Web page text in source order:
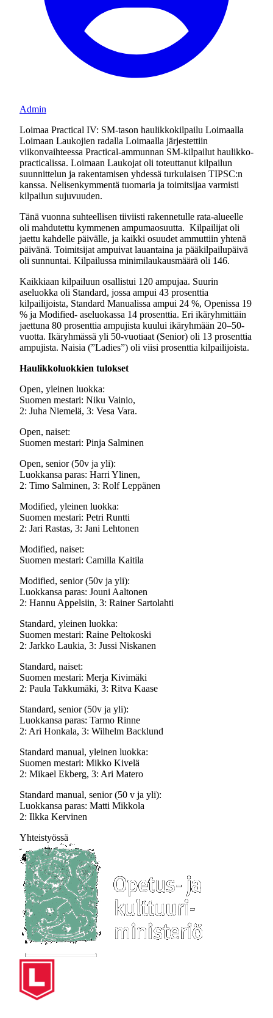
Admin
Loimaa Practical IV: SM-tason haulikkokilpailu Loimaalla
Loimaan Laukojien radalla Loimaalla järjestettiin
viikonvaihteessa Practical-ammunnan SM-kilpailut haulikko-
practicalissa. Loimaan Laukojat oli toteuttanut kilpailun
suunnittelun ja rakentamisen yhdessä turkulaisen TIPSC:n
kanssa. Nelisenkymmentä tuomaria ja toimitsijaa varmisti
kilpailun sujuvuuden.
Tänä vuonna suhteellisen tiiviisti rakennetulle rata-alueelle
oli mahdutettu kymmenen ampumaosuutta. Kilpailijat oli
jaettu kahdelle päivälle, ja kaikki osuudet ammuttiin yhtenä
päivänä. Toimitsijat ampuivat lauantaina ja pääkilpailupäivä
oli sunnuntai. Kilpailussa minimilaukausmäärä oli 146.
Kaikkiaan kilpailuun osallistui 120 ampujaa. Suurin
aseluokka oli Standard, jossa ampui 43 prosenttia
kilpailijoista, Standard Manualissa ampui 24 %, Openissa 19
% ja Modified- aseluokassa 14 prosenttia. Eri ikäryhmittäin
jaettuna 80 prosenttia ampujista kuului ikäryhmään 20–50-
vuotta. Ikäryhmässä yli 50-vuotiaat (Senior) oli 13 prosenttia
ampujista. Naisia (”Ladies”) oli viisi prosenttia kilpailijoista.
Haulikkoluokkien tulokset
Open, yleinen luokka:
Suomen mestari: Niku Vainio,
2: Juha Niemelä, 3: Vesa Vara.
Open, naiset:
Suomen mestari: Pinja Salminen
Open, senior (50v ja yli):
Luokkansa paras: Harri Ylinen,
2: Timo Salminen, 3: Rolf Leppänen
Modified, yleinen luokka:
Suomen mestari: Petri Runtti
2: Jari Rastas, 3: Jani Lehtonen
Modified, naiset:
Suomen mestari: Camilla Kaitila
Modified, senior (50v ja yli):
Luokkansa paras: Jouni Aaltonen
2: Hannu Appelsiin, 3: Rainer Sartolahti
Standard, yleinen luokka:
Suomen mestari: Raine Peltokoski
2: Jarkko Laukia, 3: Jussi Niskanen
Standard, naiset:
Suomen mestari: Merja Kivimäki
2: Paula Takkumäki, 3: Ritva Kaase
Standard, senior (50v ja yli):
Luokkansa paras: Tarmo Rinne
2: Ari Honkala, 3: Wilhelm Backlund
Standard manual, yleinen luokka:
Suomen mestari: Mikko Kivelä
2: Mikael Ekberg, 3: Ari Matero
Standard manual, senior (50 v ja yli):
Luokkansa paras: Matti Mikkola
2: Ilkka Kervinen
Yhteistyössä